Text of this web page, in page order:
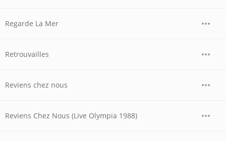
Regarde La Mer
Retrouvailles
Reviens chez nous
Reviens Chez Nous (Live Olympia 1988)